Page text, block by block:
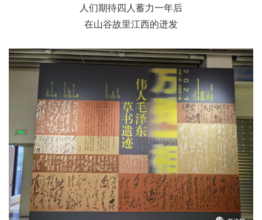
人们期待四人蓄力一年后
在山谷故里江西的迸发